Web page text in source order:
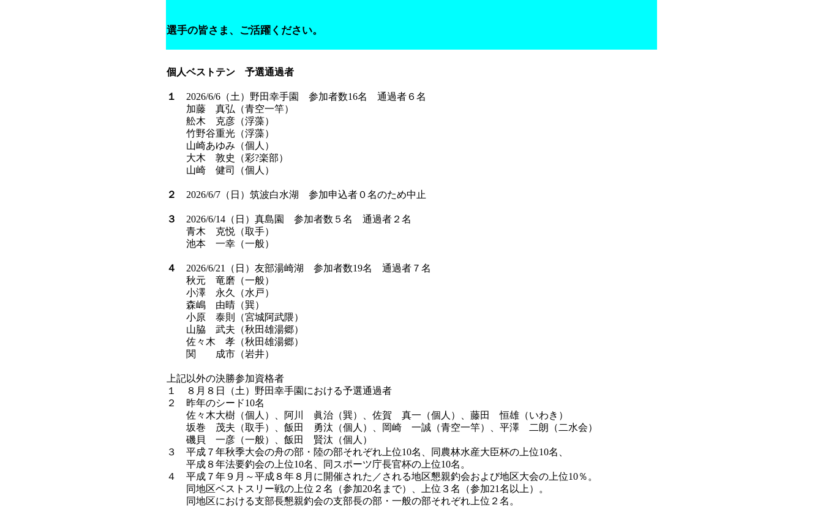
選手の皆さま、ご活躍ください。
個人ベストテン 予選通過者
１
2026/6/6（土）野田幸手園 参加者数16名 通過者６名
加藤 真弘（青空一竿）
舩木 克彦（浮藻）
竹野谷重光（浮藻）
山崎あゆみ（個人）
大木 敦史（彩?楽部）
山崎 健司（個人）
２ 2026/6/7（日）筑波白水湖 参加申込者０名のため中止
３
2026/6/14（日）真島園 参加者数５名 通過者２名
青木 克悦（取手）
池本 一幸（一般）
４
2026/6/21（日）友部湯崎湖 参加者数19名 通過者７名
秋元 竜磨（一般）
小澤 永久（水戸）
森嶋 由晴（巽）
小原 泰則（宮城阿武隈）
山脇 武夫（秋田雄湯郷）
佐々木 孝（秋田雄湯郷）
関 成市（岩井）
上記以外の決勝参加資格者
１ ８月８日（土）野田幸手園における予選通過者
２ 昨年のシード10名
佐々木大樹（個人）、阿川 眞治（巽）、佐賀 真一（個人）、藤田 恒雄（いわき）
坂巻 茂夫（取手）、飯田 勇汰（個人）、岡崎 一誠（青空一竿）、平澤 二朗（二水会）
磯貝 一彦（一般）、飯田 賢汰（個人）
３ 平成７年秋季大会の舟の部・陸の部それぞれ上位10名、同農林水産大臣杯の上位10名、
平成８年法要釣会の上位10名、同スポーツ庁長官杯の上位10名。
４ 平成７年９月～平成８年８月に開催された／される地区懇親釣会および地区大会の上位10％。
同地区ベストスリー戦の上位２名（参加20名まで）、上位３名（参加21名以上）。
同地区における支部長懇親釣会の支部長の部・一般の部それぞれ上位２名。